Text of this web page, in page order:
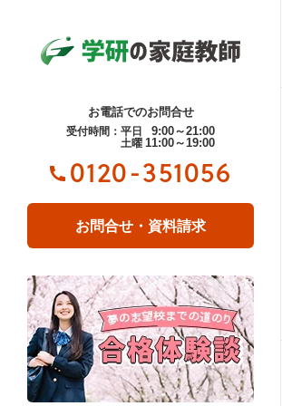
お電話でのお問合せ
受付時間：平日 9:00～21:00
土曜 11:00～19:00
0120-351056
お問合せ・資料請求